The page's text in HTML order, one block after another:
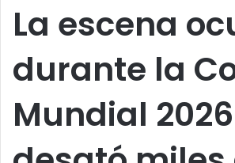
La escena
durante la
Mundial